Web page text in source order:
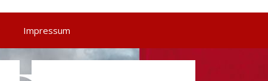
Impressum